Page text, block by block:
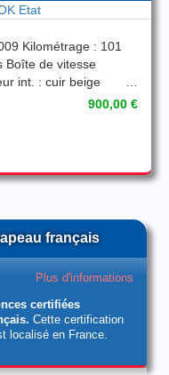
Kilométrage : 101
Boîte de vitesse
int. : cuir beige
des clés CT OK Etat
900,00 €
français
Plus d'informations
certifiées
Cette certification
localisé en France.